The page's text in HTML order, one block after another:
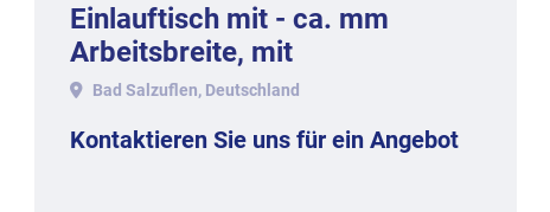
Einlauftisch mit - ca. mm
Arbeitsbreite, mit
Bad Salzuflen, Deutschland
Kontaktieren Sie uns für ein Angebot